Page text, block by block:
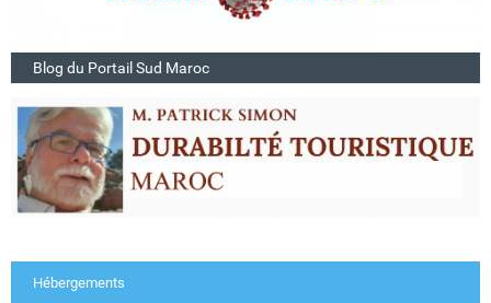
Blog du Portail Sud Maroc
Hébergements